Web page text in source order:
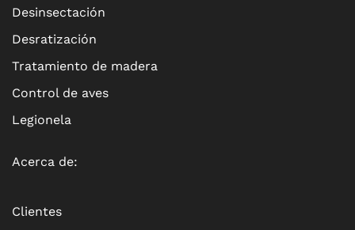
Desinsectación
Desratización
Tratamiento de madera
Control de aves
Legionela
Acerca de:
Clientes